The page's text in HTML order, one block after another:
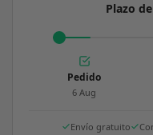
Plazo
Pedido
6 Aug
Envío gratuito